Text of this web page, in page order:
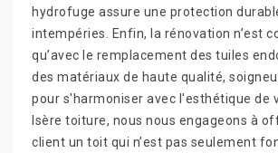
hydrofuge assure une protection
intempéries. Enfin, la rénovation n’est
qu’avec le remplacement des tuiles
des matériaux de haute qualité,
pour s'harmoniser avec l'esthétique de
Isère toiture, nous nous engageons à
client un toit qui n’est pas seulement